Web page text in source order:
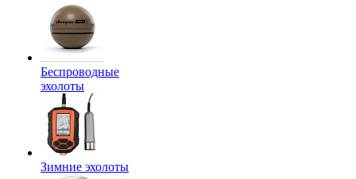
Беспроводные
эхолоты
Зимние эхолоты